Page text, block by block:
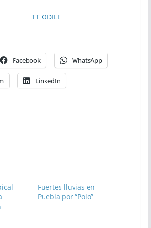
Facebook WhatsApp
LinkedIn
Fuertes lluvias en
Puebla por “Polo”